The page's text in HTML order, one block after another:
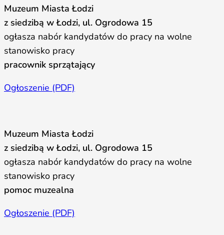
Muzeum Miasta Łodzi
z siedzibą w Łodzi, ul. Ogrodowa 15
ogłasza nabór kandydatów do pracy na wolne
stanowisko pracy
pracownik sprzątający
Ogłoszenie (PDF)
Muzeum Miasta Łodzi
z siedzibą w Łodzi, ul. Ogrodowa 15
ogłasza nabór kandydatów do pracy na wolne
stanowisko pracy
pomoc muzealna
Ogłoszenie (PDF)